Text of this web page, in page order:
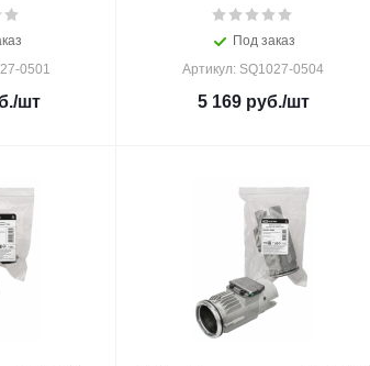
0501
/шт
Под заказ
Артикул: SQ1027-0504
5 169руб./шт